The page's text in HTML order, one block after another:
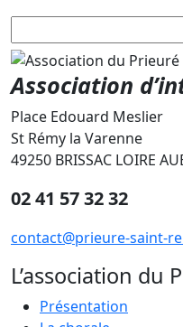
Association
Place Edouard Meslier
St Rémy la Varenne
49250 BRISSAC LOIRE
02 41 57 32 32
contact@prieure-saint-
L’association du
Présentation